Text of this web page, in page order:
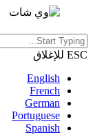
ESC للإغلاق
English
French
German
Portuguese
Spanish